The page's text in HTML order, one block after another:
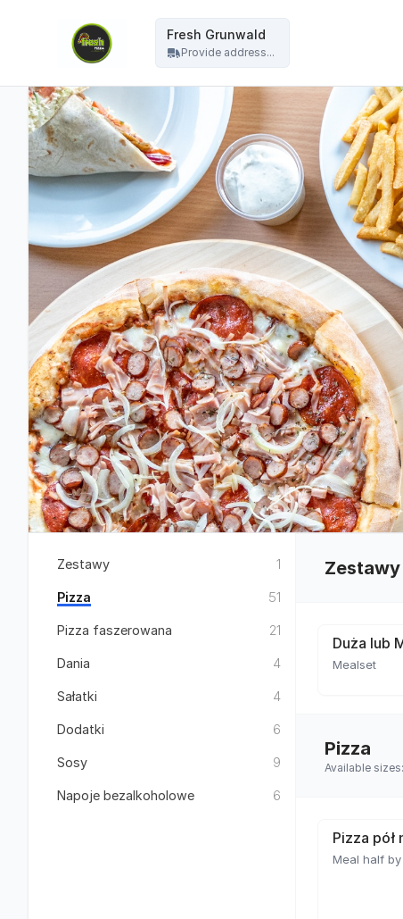
Fresh Grunwald
Provide address...
Zestawy 1
Pizza 51
Pizza faszerowana 21
Dania 4
Sałatki 4
Dodatki 6
Sosy 9
Napoje bezalkoholowe 6
Zestawy
Duża lub
Mealset
Pizza
Available
Pizza pół
Meal half